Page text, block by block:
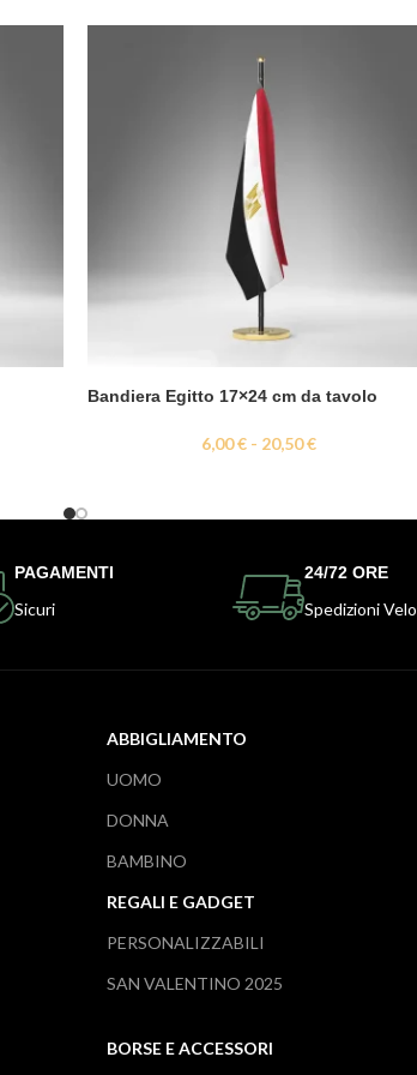
Bandiera Egitto 17×24 cm da tavolo
6,00€ - 20,50€
PAGAMENTI
Sicuri
24/72 ORE
Spedizioni
ABBIGLIAMENTO
UOMO
DONNA
BAMBINO
REGALI E GADGET
PERSONALIZZABILI
SAN VALENTINO 2025
BORSE E ACCESSORI